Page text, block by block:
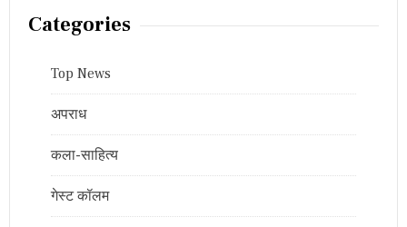
Categories
Top News
अपराध
कला-साहित्य
गेस्ट कॉलम